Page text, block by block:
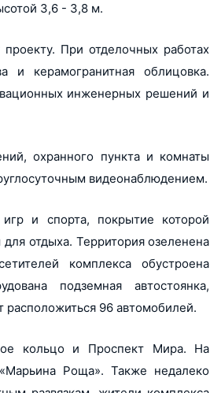
3,6 - 3,8 м.
При отделочных работах
и керамогранитная облицовка.
инженерных решений и
охранного пункта и комнаты
видеонаблюдением.
и спорта, покрытие которой
отдыха. Территория озеленена
комплекса обустроена
подземная автостоянка,
расположиться 96 автомобилей.
кольцо и Проспект Мира. На
Роща». Также недалеко